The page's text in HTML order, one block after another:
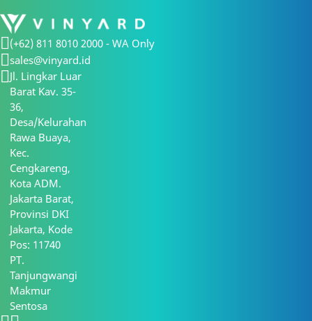
(+62) 811 8010 2000 - WA Only
sales@vinyard.id
Jl. Lingkar Luar
Barat Kav. 35-
36,
Desa/Kelurahan
Rawa Buaya,
Kec.
Cengkareng,
Kota ADM.
Jakarta Barat,
Provinsi DKI
Jakarta, Kode
Pos: 11740
PT.
Tanjungwangi
Makmur
Sentosa